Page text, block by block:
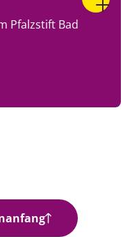
Pfalzstift Bad